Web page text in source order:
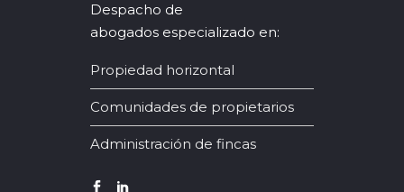
Despacho de
abogados especializado en:
Propiedad horizontal
Comunidades de propietarios
Administración de fincas